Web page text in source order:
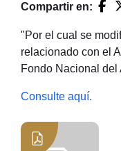
Compartir en:
"Por el cual se
relacionado con el
Fondo Nacional del
Consulte aquí.